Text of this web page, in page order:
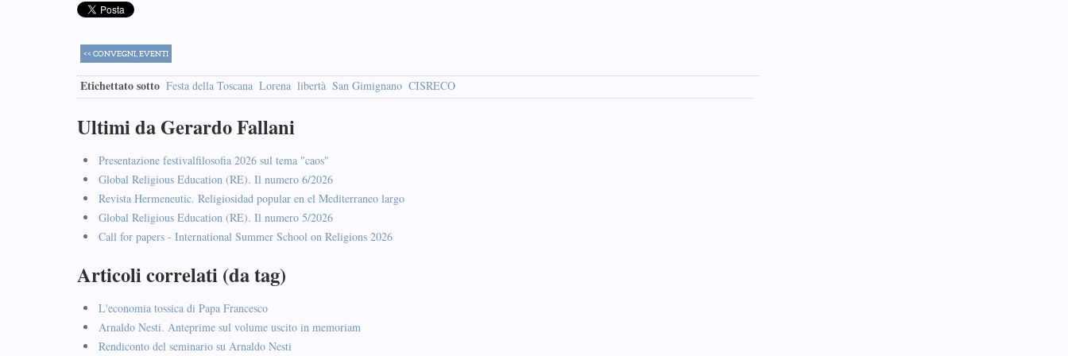
<< CONVEGNI, EVENTI
Etichettato sotto Festa della Toscana Lorena libertà San Gimignano CISRECO
Ultimi da Gerardo Fallani
Presentazione festivalfilosofia 2026 sul tema "caos"
Global Religious Education (RE). Il numero 6/2026
Revista Hermeneutic. Religiosidad popular en el Mediterraneo largo
Global Religious Education (RE). Il numero 5/2026
Call for papers - International Summer School on Religions 2026
Articoli correlati (da tag)
L'economia tossica di Papa Francesco
Arnaldo Nesti. Anteprime sul volume uscito in memoriam
Rendiconto del seminario su Arnaldo Nesti